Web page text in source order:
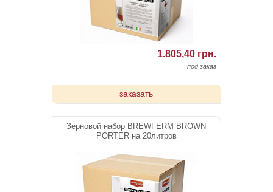
1.805,40 грн.
под заказ
заказать
Зерновой набор BREWFERM BROWN
PORTER на 20литров